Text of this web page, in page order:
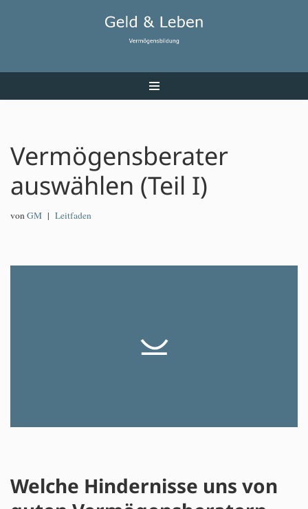
Vermögensberater
auswählen (Teil I)
vonGM Leitfaden
Welche Hindernisse uns von